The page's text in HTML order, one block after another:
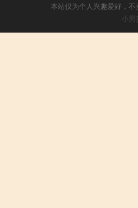
本站仅为个人兴趣爱好，
小男